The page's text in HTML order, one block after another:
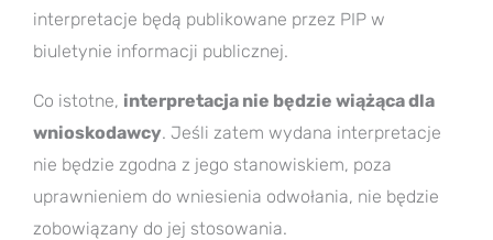
interpretacje będą publikowane przez PIP w
biuletynie informacji publicznej.
Co istotne, interpretacja nie będzie wiążąca dla
wnioskodawcy. Jeśli zatem wydana interpretacje
nie będzie zgodna z jego stanowiskiem, poza
uprawnieniem do wniesienia odwołania, nie będzie
zobowiązany do jej stosowania.